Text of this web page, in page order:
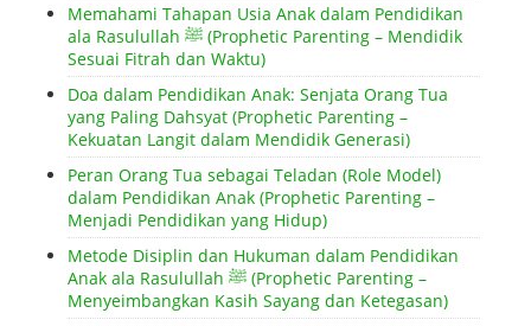
Memahami Tahapan Usia Anak dalam Pendidikan
ala Rasulullah ﷺ (Prophetic Parenting – Mendidik
Sesuai Fitrah dan Waktu)
Doa dalam Pendidikan Anak: Senjata Orang Tua
yang Paling Dahsyat (Prophetic Parenting –
Kekuatan Langit dalam Mendidik Generasi)
Peran Orang Tua sebagai Teladan (Role Model)
dalam Pendidikan Anak (Prophetic Parenting –
Menjadi Pendidikan yang Hidup)
Metode Disiplin dan Hukuman dalam Pendidikan
Anak ala Rasulullah ﷺ (Prophetic Parenting –
Menyeimbangkan Kasih Sayang dan Ketegasan)